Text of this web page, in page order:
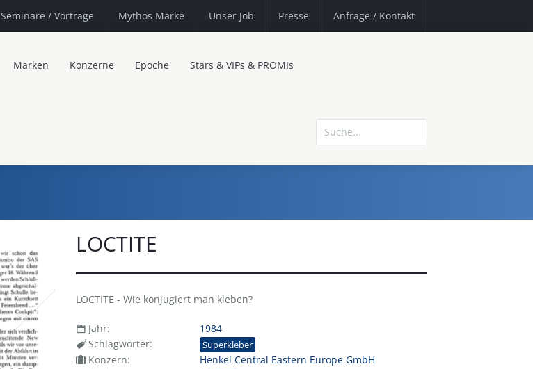
Seminare / Vorträge Mythos Marke Unser Job Presse Anfrage / Kontakt
Marken Konzerne Epoche Stars & VIPs & PROMIs
LOCTITE
LOCTITE - Wie konjugiert man kleben?
Jahr:
1984
Schlagwörter:
Superkleber
Konzern:
Henkel Central Eastern Europe GmbH